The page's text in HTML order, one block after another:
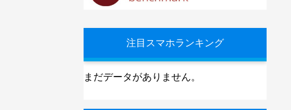
注目スマホランキング
まだデータがありません。